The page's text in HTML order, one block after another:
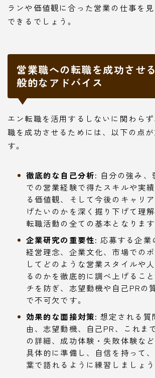
ランや価値観に合った営業の仕事を
できるでしょう。
営業職への転職を成功させ
般的なアドバイス
エン転職を活用するしないに関わら
職を成功させるためには、以下の点
す。
徹底的な自己分析: 自分の強み、
での営業経験で得たスキルや実
る価値観、そして今後のキャリ
げたいのかを深く掘り下げて理解
転職活動の全ての基本となります
企業研究の重要性: 応募する企業
経営理念、企業文化、市場での
してどのような営業スタイルや
るのかを徹底的に調べ上げるこ
チを防ぎ、志望動機や自己PRの
で不可欠です。
効果的な面接対策: 想定される質
由、志望動機、自己PR、これま
の詳細、成功体験・失敗体験な
具体的に準備し、自信を持って
葉で語れるように練習しましょう